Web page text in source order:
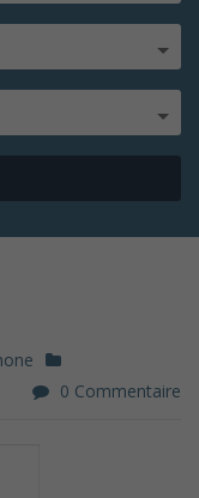
0 Commentaire